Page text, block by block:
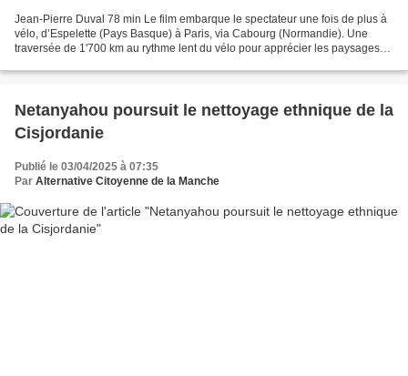
Jean-Pierre Duval 78 min Le film embarque le spectateur une fois de plus à
vélo, d’Espelette (Pays Basque) à Paris, via Cabourg (Normandie). Une
traversée de 1'700 km au rythme lent du vélo pour apprécier les paysages
Netanyahou poursuit le nettoyage ethnique de la
Cisjordanie
Publié le 03/04/2025 à 07:35
Par Alternative Citoyenne de la Manche